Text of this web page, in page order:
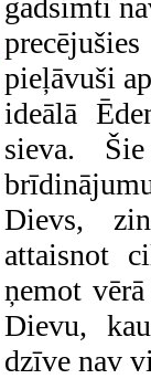
gadsimti
pieļāvuši
ideālā
sieva.
Dievs,
attaisnot
ņemot
Dievu,
dzīve nav